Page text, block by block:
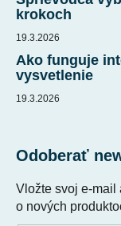
krokoch
19.3.2026
Ako funguje
vysvetlenie
19.3.2026
Odoberať
Vložte svoj e-mail
o nových